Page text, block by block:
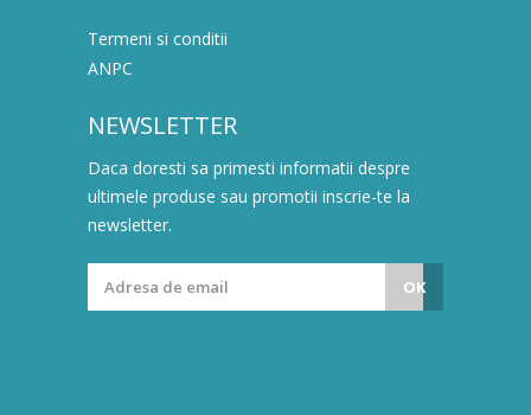
Termeni si conditii
ANPC
NEWSLETTER
Daca doresti sa primesti informatii despre
ultimele produse sau promotii inscrie-te la
newsletter.
OK